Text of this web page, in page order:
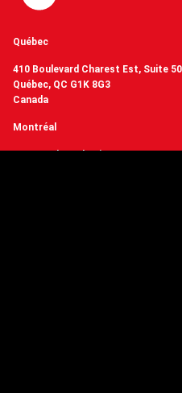
Québec
410 Boulevard Charest Est, Suite
Québec, QC G1K 8G3
Canada
Montréal